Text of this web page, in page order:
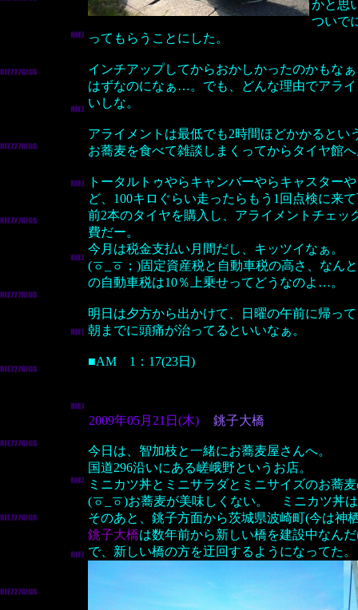
かと思
ついで
ってもらうことにした。
インチアップしてからおかしかったのかもな
はずなのになぁ…。でも、どんな理由でアラ
いしな。
アライメントは最低でも2時間ほどかかると
お蕎麦を食べて雑談しまくってからタイヤ館
トータルトゥやらキャンバーやらキャスター
ど、100キロぐらい走ったらもう1回点検に来
前2本のタイヤを購入し、アライメントチェ
費だー。
今月は税金支払い月間だし、キッツイなぁ。
(ㆆ_ㆆ；)固定資産税と自動車税の高さ、なん
の自動車税は10％上乗せってどうなのよ…。
明日は夕方から出かけて、日曜の午前に帰っ
朝までに頭痛が治ってるといいなぁ。
■AM 1：17(23日)
2009年05月21日(木) 銚子大橋
今日は、智加枝と一緒にお蕎麦屋さんへ。
国道296沿いにある嵯峨野というお店。
ミニカツ丼とミニサラダとミニサイズのお蕎
(ㆆ_ㆆ)お蕎麦が美味しくない。 ミニカツ丼
そのあと、銚子方面から茨城県波崎町(今は神
銚子大橋は数年前から新しい橋を建設中なん
で、新しい橋の方を迂回するようになってた。